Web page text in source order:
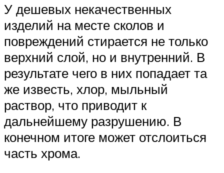
У дешевых некачественных
изделий на месте сколов и
повреждений стирается не только
верхний слой, но и внутренний. В
результате чего в них попадает та
же известь, хлор, мыльный
раствор, что приводит к
дальнейшему разрушению. В
конечном итоге может отслоиться
часть хрома.